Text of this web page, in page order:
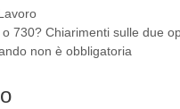
730? Chiarimenti sulle due
non è obbligatoria